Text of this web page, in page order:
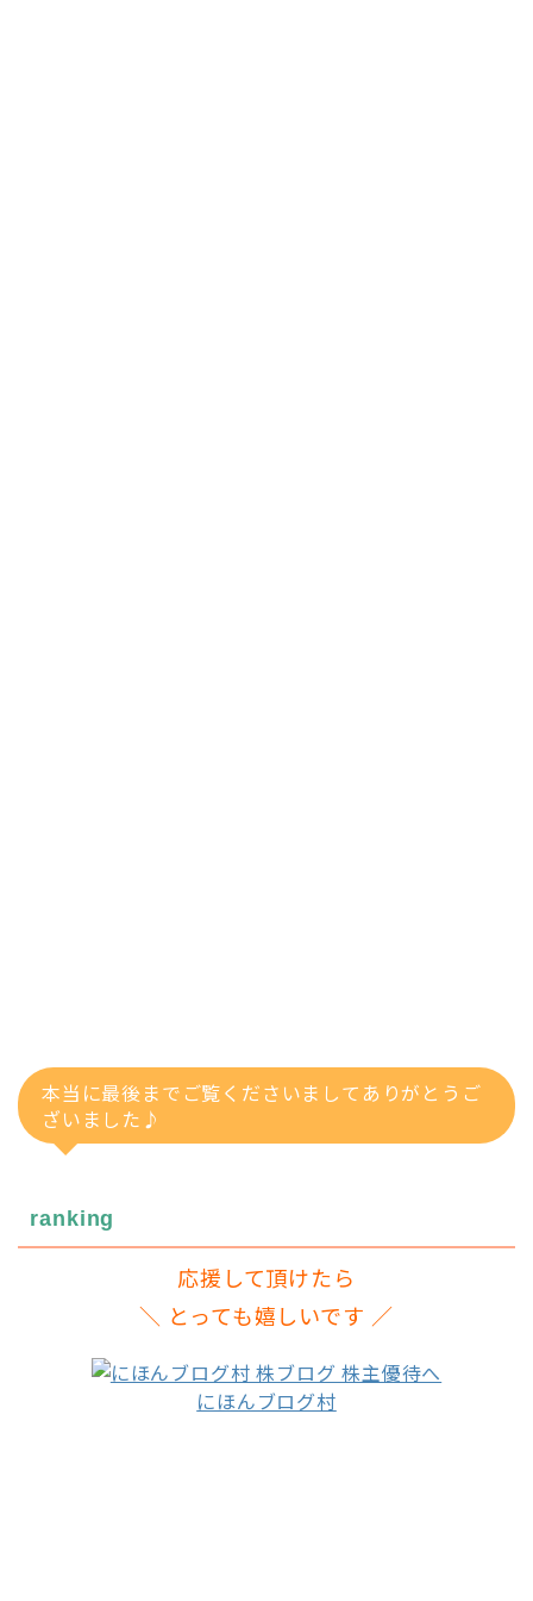
本当に最後までご覧くださいましてありがとうご
ざいました♪
ranking
応援して頂けたら
＼ とっても嬉しいです ／
にほんブログ村